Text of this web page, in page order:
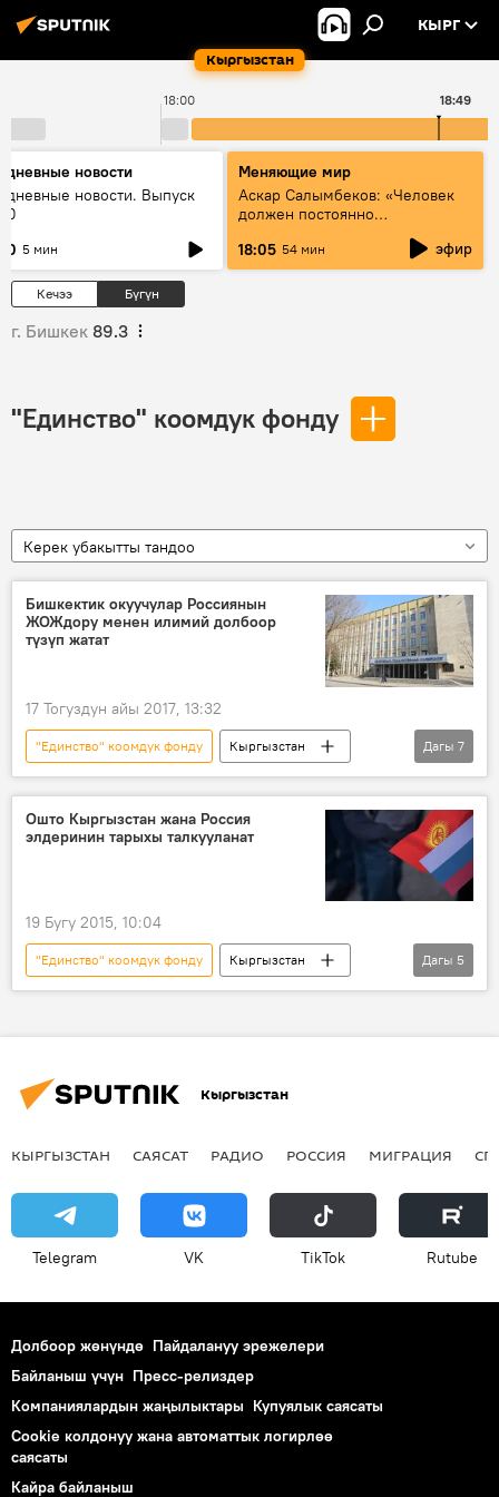
Кыргызстан
КЫРГ
18:00 18:49
новости
новости. Выпуск
5 мин
Меняющие мир
Аскар Салымбеков: «Человек
должен постоянно
18:05 54 мин эфир
Кечээ Бүгүн
г. Бишкек 89.3
"Единство" коомдук фонду
Керек убакытты тандоо
Бишкектик окуучулар Россиянын
ЖОЖдору менен илимий долбоор
түзүп жатат
17 Тогуздун айы 2017, 13:32
"Единство" коомдук фонду
Кыргызстан
Коом
Жаңылыктар
Бишкек
Кемерово
окуучулар
Россия
Дагы 7
Ошто Кыргызстан жана Россия
элдеринин тарыхы талкууланат
19 Бугу 2015, 10:04
"Единство" коомдук фонду
Кыргызстан
Коом
Жаңылыктар
Маданият
Дагы 5
Кыргызстан
КЫРГЫЗСТАН САЯСАТ РАДИО РОССИЯ МИГРАЦИЯ
Telegram VK ТikТоk Rutube
Долбоор жөнүндө Пайдалануу эрежелери
Байланыш үчүн Пресс-релиздер
Компаниялардын жаңылыктары Купуялык саясаты
Cookie колдонуу жана автоматтык логирлөө
саясаты
Кайра байланыш